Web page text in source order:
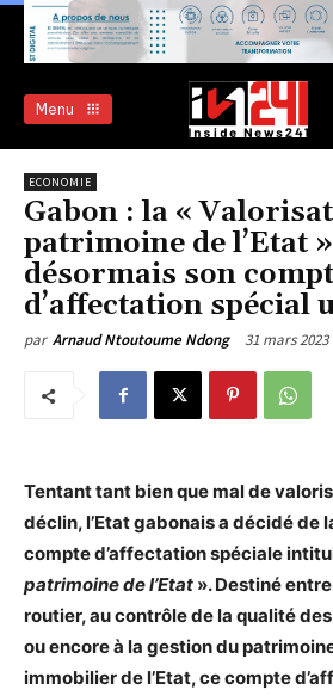
Menu
ECONOMIE
Gabon : la «
patrimoine de l’Etat
désormais son
d’affectation spécial
par Arnaud Ntoutoume Ndong 31 mars 2023
Tentant tant bien que mal de
déclin, l’Etat gabonais a décidé de
compte d’affectation spéciale
patrimoine de l’Etat ». Destiné
routier, au contrôle de la qualité
ou encore à la gestion du
immobilier de l’Etat, ce compte